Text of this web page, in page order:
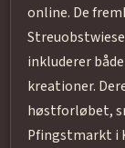
online. De
inkluderer
kreationer.
høstforløbet,
Pfingstmarkt i